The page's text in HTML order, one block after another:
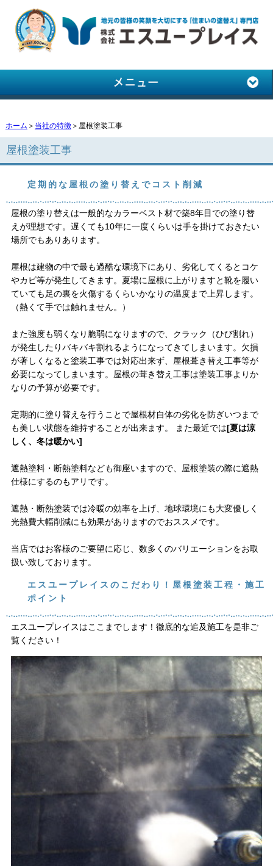
ホーム ＞ 当社の特徴＞屋根塗装工事
屋根塗装工事
定期的な屋根の塗り替えでコスト削減
屋根の塗り替えは一般的なカラーベスト材で築8年目での塗り替
えが理想です。遅くても10年に一度くらいは手を掛けておきたい
場所でもありあります。
屋根は建物の中で最も過酷な環境下にあり、劣化してくるとコケ
やカビ等が発生してきます。夏場に屋根に上がりますと靴を履い
ていても足の裏を火傷するくらいかなりの温度まで上昇します。
（熱くて手では触れません。）
また強度も弱くなり脆弱になりますので、クラック（ひび割れ）
が発生したりバキバキ割れるようになってきてしまいます。欠損
が著しくなると塗装工事では対応出来ず、屋根葺き替え工事等が
必要になってしまいます。屋根の葺き替え工事は塗装工事よりか
なりの予算が必要です。
定期的に塗り替えを行うことで屋根材自体の劣化を防ぎいつまで
も美しい状態を維持することが出来ます。 また最近では[夏は涼
しく、冬は暖かい]
遮熱塗料・断熱塗料なども御座いますので、屋根塗装の際に遮熱
仕様にするのもアリです。
遮熱・断熱塗装では冷暖の効率を上げ、地球環境にも大変優しく
光熱費大幅削減にも効果がありますのでおススメです。
当店ではお客様のご要望に応じ、数多くのバリエーションをお取
扱い致しております。
エスユープレイスのこだわり！屋根塗装工程・施工
ポイント
エスユープレイスはここまでします！徹底的な追及施工を是非ご
覧ください！